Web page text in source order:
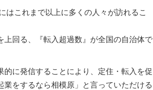
これまで以上に多くの人々が訪れるこ
回る、『転入超過数』が全国の自治体で
に発信することにより、定住・転入を促
をするなら相模原」と言っていただける